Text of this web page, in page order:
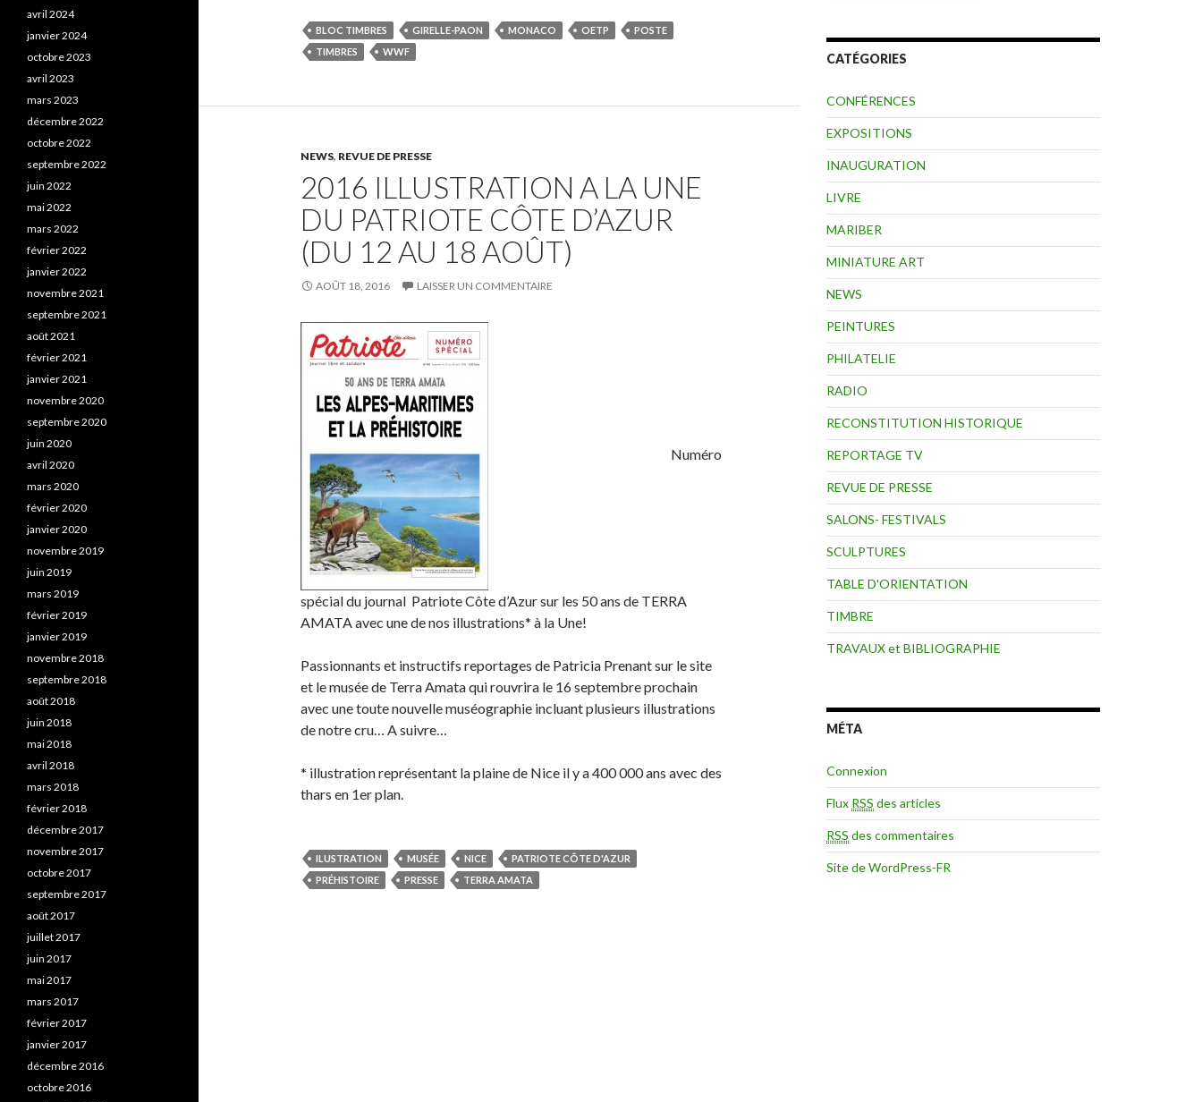
BLOC TIMBRES GIRELLE-PAON MONACO OETP
POSTE
TIMBRES
WWF
NEWS, REVUE DE PRESSE
2016 ILLUSTRATION A LA UNE
DU PATRIOTE CÔTE D’AZUR
(DU 12 AU 18 AOÛT)
AOÛT 18, 2016 LAISSER UN COMMENTAIRE
Numéro
spécial du journal Patriote Côte d’Azur sur les 50 ans de TERRA
AMATA avec une de nos illustrations* à la Une!
Passionnants et instructifs reportages de Patricia Prenant sur le site
et le musée de Terra Amata qui rouvrira le 16 septembre prochain
avec une toute nouvelle muséographie incluant plusieurs illustrations
de notre cru… A suivre…
* illustration représentant la plaine de Nice il y a 400 000 ans avec des
thars en 1er plan.
ILUSTRATION MUSÉE NICE
PATRIOTE CÔTE D'AZUR
PRÉHISTOIRE
PRESSE TERRA AMATA
CATÉGORIES
CONFÉRENCES
EXPOSITIONS
INAUGURATION
LIVRE
MARIBER
MINIATURE ART
NEWS
PEINTURES
PHILATELIE
RADIO
RECONSTITUTION HISTORIQUE
REPORTAGE TV
REVUE DE PRESSE
SALONS- FESTIVALS
SCULPTURES
TABLE D'ORIENTATION
TIMBRE
TRAVAUX et BIBLIOGRAPHIE
MÉTA
Connexion
Flux RSS des articles
RSS des commentaires
Site de WordPress-FR
avril 2024
janvier 2024
octobre 2023
avril 2023
mars 2023
décembre 2022
octobre 2022
septembre 2022
juin 2022
mai 2022
mars 2022
février 2022
janvier 2022
novembre 2021
septembre 2021
août 2021
février 2021
janvier 2021
novembre 2020
septembre 2020
juin 2020
avril 2020
mars 2020
février 2020
janvier 2020
novembre 2019
juin 2019
mars 2019
février 2019
janvier 2019
novembre 2018
septembre 2018
août 2018
juin 2018
mai 2018
avril 2018
mars 2018
février 2018
décembre 2017
novembre 2017
octobre 2017
septembre 2017
août 2017
juillet 2017
juin 2017
mai 2017
mars 2017
février 2017
janvier 2017
décembre 2016
octobre 2016